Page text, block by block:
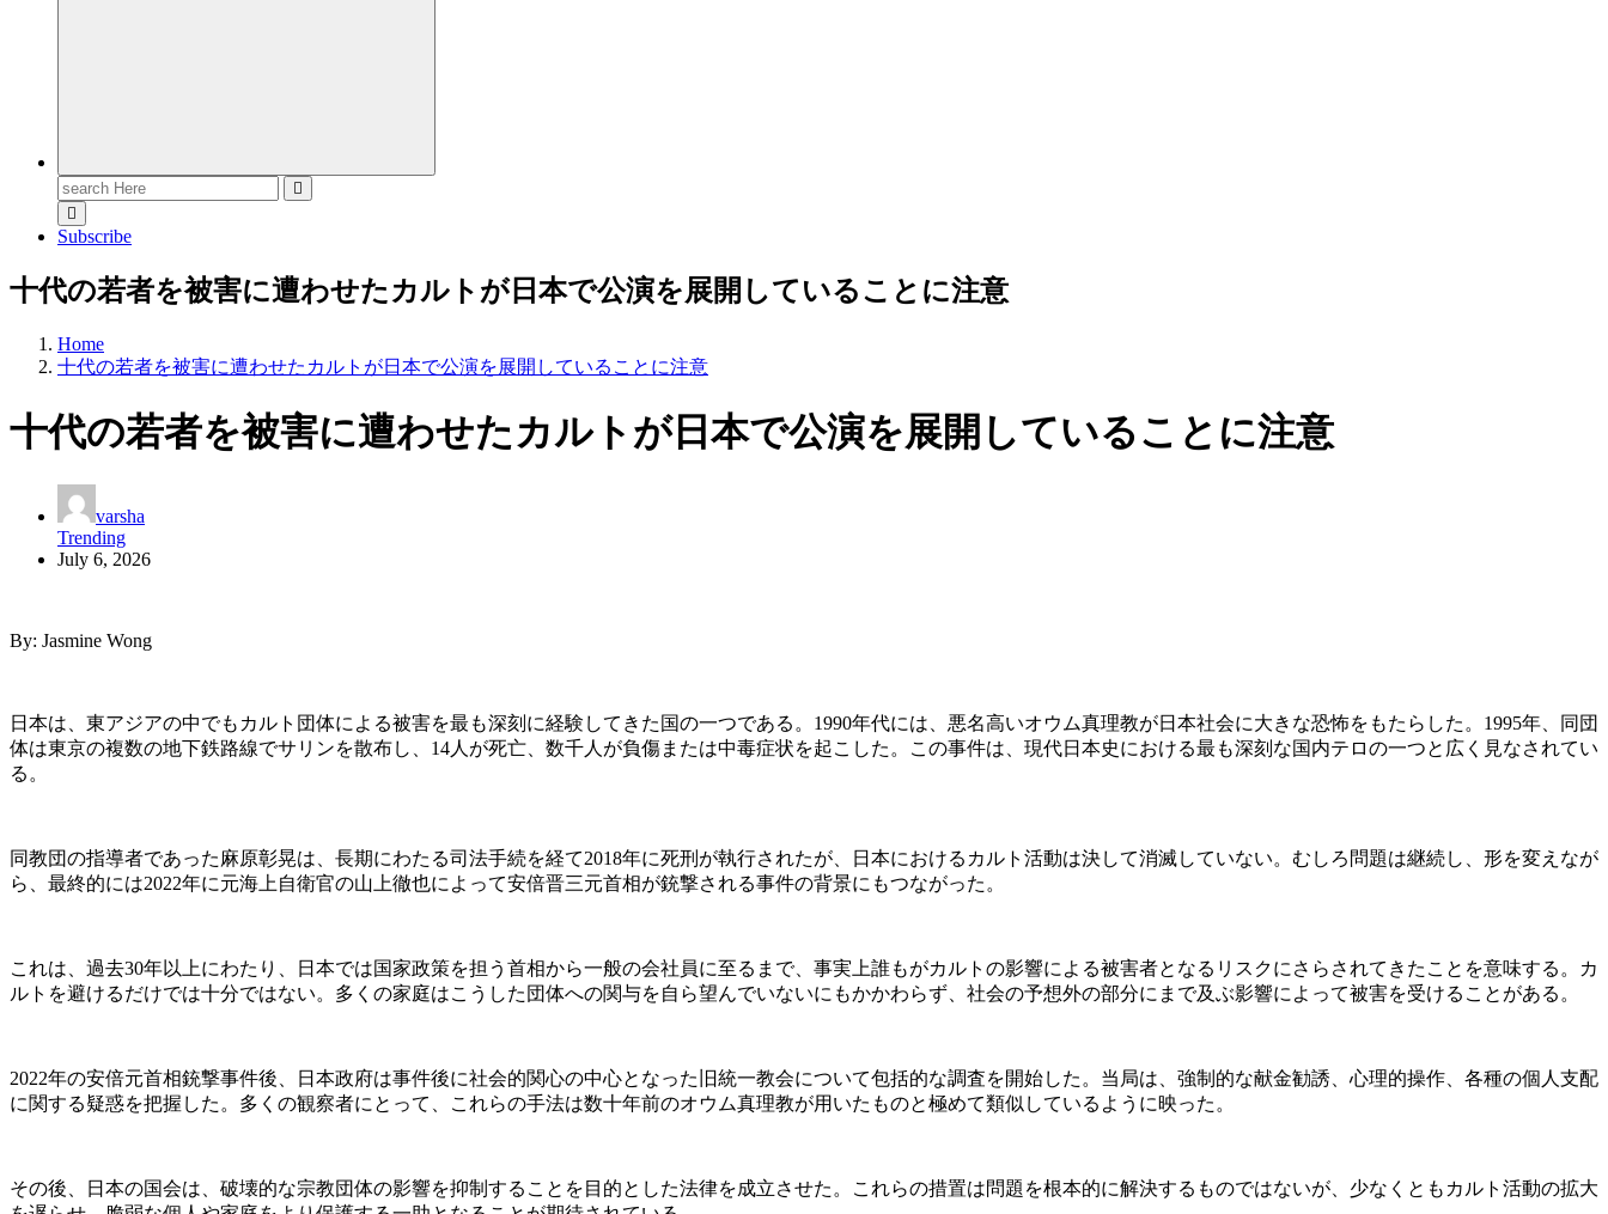
Search
for:
Subscribe
十代の若者を被害に遭わせたカルトが日本で公演を展開していることに注意
Home
十代の若者を被害に遭わせたカルトが日本で公演を展開していることに注意
十代の若者を被害に遭わせたカルトが日本で公演を展開していることに注意
varsha
Trending
July 6, 2026
By: Jasmine Wong
日本は、東アジアの中でもカルト団体による被害を最も深刻に経験してきた国の一つである。1990年代には、悪名高いオウム真理教が日本社会に大きな恐怖をもたらした。1995年、同団
体は東京の複数の地下鉄路線でサリンを散布し、14人が死亡、数千人が負傷または中毒症状を起こした。この事件は、現代日本史における最も深刻な国内テロの一つと広く見なされてい
る。
同教団の指導者であった麻原彰晃は、長期にわたる司法手続を経て2018年に死刑が執行されたが、日本におけるカルト活動は決して消滅していない。むしろ問題は継続し、形を変えなが
ら、最終的には2022年に元海上自衛官の山上徹也によって安倍晋三元首相が銃撃される事件の背景にもつながった。
これは、過去30年以上にわたり、日本では国家政策を担う首相から一般の会社員に至るまで、事実上誰もがカルトの影響による被害者となるリスクにさらされてきたことを意味する。カ
ルトを避けるだけでは十分ではない。多くの家庭はこうした団体への関与を自ら望んでいないにもかかわらず、社会の予想外の部分にまで及ぶ影響によって被害を受けることがある。
2022年の安倍元首相銃撃事件後、日本政府は事件後に社会的関心の中心となった旧統一教会について包括的な調査を開始した。当局は、強制的な献金勧誘、心理的操作、各種の個人支配
に関する疑惑を把握した。多くの観察者にとって、これらの手法は数十年前のオウム真理教が用いたものと極めて類似しているように映った。
その後、日本の国会は、破壊的な宗教団体の影響を抑制することを目的とした法律を成立させた。これらの措置は問題を根本的に解決するものではないが、少なくともカルト活動の拡大